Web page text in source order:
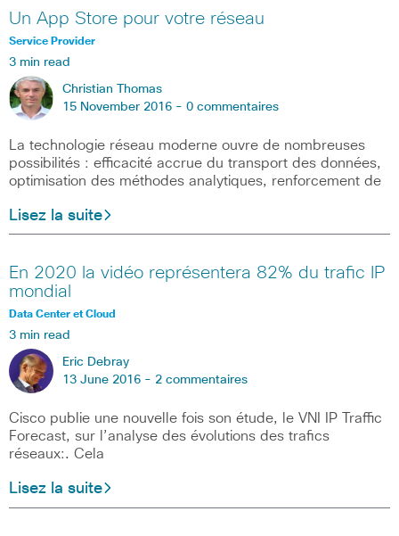
Un App Store pour votre réseau
Service Provider
3 min read
Christian Thomas
15 November 2016 - 0 commentaires
La technologie réseau moderne ouvre de nombreuses
possibilités : efficacité accrue du transport des données,
optimisation des méthodes analytiques, renforcement de
Lisez la suite
En 2020 la vidéo représentera 82% du trafic IP
mondial
Data Center et Cloud
3 min read
Eric Debray
13 June 2016 - 2 commentaires
Cisco publie une nouvelle fois son étude, le VNI IP Traffic
Forecast, sur l’analyse des évolutions des trafics
réseaux:. Cela
Lisez la suite